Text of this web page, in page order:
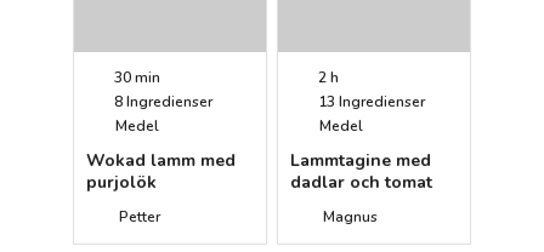
30 min
8Ingredienser
Medel
Wokad lamm med
purjolök
Petter
2 h
13 Ingredienser
Medel
Lammtagine med
dadlar och tomat
Magnus